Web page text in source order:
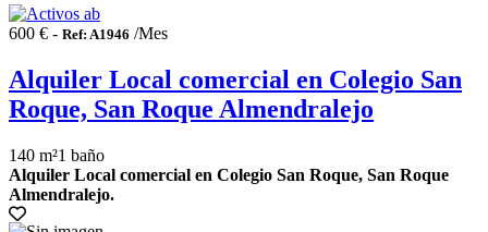
600 € - Ref: A1946 /Mes
Alquiler Local comercial en Colegio San
Roque, San Roque Almendralejo
140 m²1 baño
Alquiler Local comercial en Colegio San Roque, San Roque
Almendralejo.